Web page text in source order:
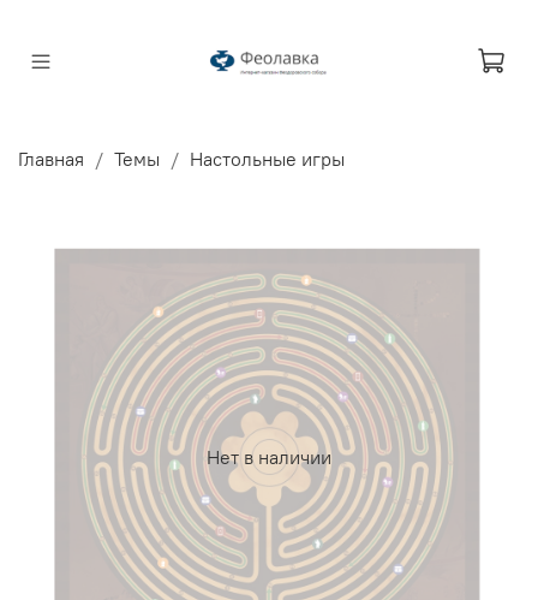
Главная Темы Настольные игры
Нет в наличии